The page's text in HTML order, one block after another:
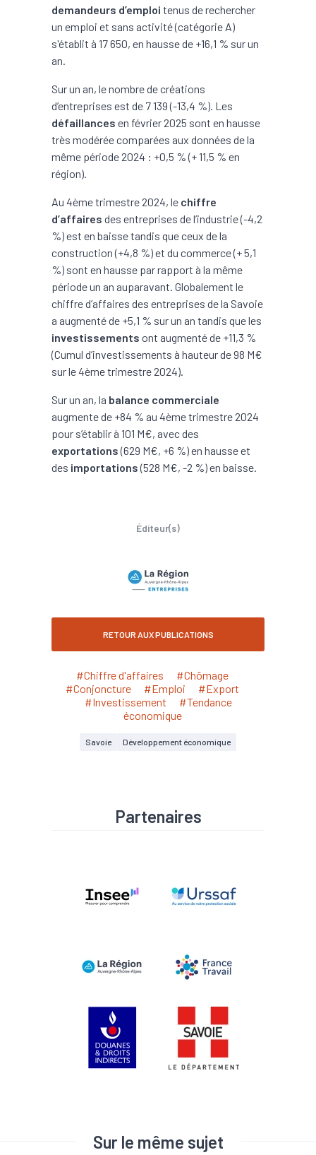
demandeurs d’emploi tenus de rechercher
un emploi et sans activité (catégorie A)
s'établit à 17 650, en hausse de +16,1 % sur un
an.
Sur un an, le nombre de créations
d’entreprises est de 7 139 (-13,4 %). Les
défaillances en février 2025 sont en hausse
très modérée comparées aux données de la
même période 2024 : +0,5 % (+ 11,5 % en
région).
Au 4ème trimestre 2024, le chiffre
d’affaires des entreprises de l’industrie (-4,2
%) est en baisse tandis que ceux de la
construction (+4,8 %) et du commerce (+ 5,1
%) sont en hausse par rapport à la même
période un an auparavant. Globalement le
chiffre d’affaires des entreprises de la Savoie
a augmenté de +5,1 % sur un an tandis que les
investissements ont augmenté de +11,3 %
(Cumul d’investissements à hauteur de 98 M€
sur le 4ème trimestre 2024).
Sur un an, la balance commerciale
augmente de +84 % au 4ème trimestre 2024
pour s’établir à 101 M€, avec des
exportations(629 M€, +6 %) en hausse et
des importations(528 M€, -2 %) en baisse.
Éditeur(s)
RETOUR AUX PUBLICATIONS
#Chiffre d'affaires
#Chômage
#Conjoncture
#Emploi
#Export
#Investissement
#Tendance
économique
Savoie Développement économique
Partenaires
Sur le même sujet